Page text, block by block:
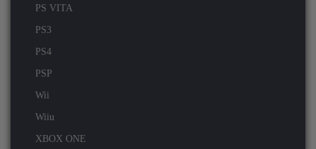
PS VITA
PS3
PS4
PSP
Wii
Wiiu
XBOX ONE